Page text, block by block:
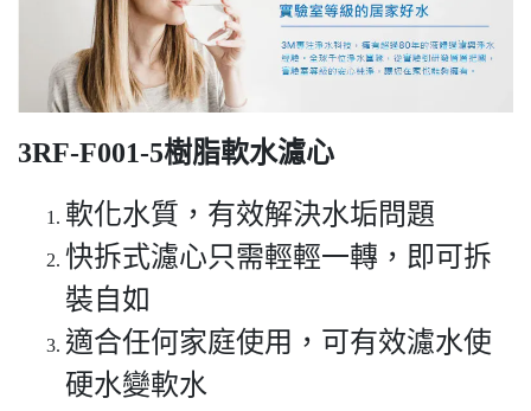
3RF-F001-5樹脂軟水濾心
軟化水質，有效解決水垢問題
快拆式濾心只需輕輕一轉，即可拆
裝自如
適合任何家庭使用，可有效濾水使
硬水變軟水